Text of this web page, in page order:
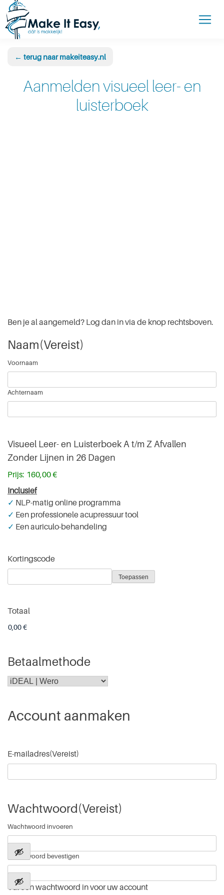
← terug naar makeiteasy.nl
Aanmelden visueel leer- en
luisterboek
Ben je al aangemeld? Log dan in via de knop rechtsboven.
Naam(Vereist)
Voornaam
Achternaam
Visueel Leer- en Luisterboek A t/m Z Afvallen
Zonder Lijnen in 26 Dagen
Prijs:
Inclusief
✓ NLP-matig online programma
✓ Een professionele acupressuur tool
✓ Een auriculo-behandeling
Kortingscode
Totaal
Betaalmethode
Account aanmaken
E-mailadres(Vereist)
Wachtwoord(Vereist)
Wachtwoord invoeren
Wachtwoord bevestigen
Vul een wachtwoord in voor uw account